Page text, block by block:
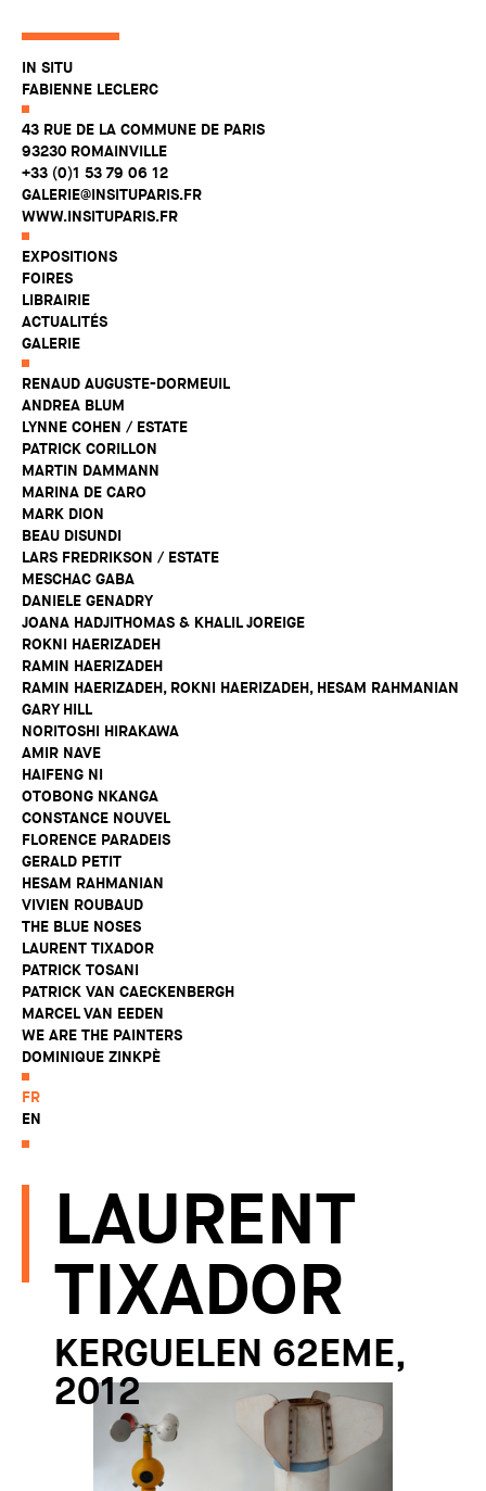
IN SITU
FABIENNE LECLERC
43 RUE DE LA COMMUNE DE PARIS
93230 ROMAINVILLE
+33 (0)1 53 79 06 12
GALERIE@INSITUPARIS.FR
WWW.INSITUPARIS.FR
EXPOSITIONS
FOIRES
LIBRAIRIE
ACTUALITÉS
GALERIE
RENAUD AUGUSTE-DORMEUIL
ANDREA BLUM
LYNNE COHEN / ESTATE
PATRICK CORILLON
MARTIN DAMMANN
MARINA DE CARO
MARK DION
BEAU DISUNDI
LARS FREDRIKSON / ESTATE
MESCHAC GABA
DANIELE GENADRY
JOANA HADJITHOMAS & KHALIL JOREIGE
ROKNI HAERIZADEH
RAMIN HAERIZADEH
RAMIN HAERIZADEH, ROKNI HAERIZADEH, HESAM RAHMANIAN
GARY HILL
NORITOSHI HIRAKAWA
AMIR NAVE
HAIFENG NI
OTOBONG NKANGA
CONSTANCE NOUVEL
FLORENCE PARADEIS
GERALD PETIT
HESAM RAHMANIAN
VIVIEN ROUBAUD
THE BLUE NOSES
LAURENT TIXADOR
PATRICK TOSANI
PATRICK VAN CAECKENBERGH
MARCEL VAN EEDEN
WE ARE THE PAINTERS
DOMINIQUE ZINKPÈ
FR
EN
LAURENT
TIXADOR
KERGUELEN 62EME,
2012